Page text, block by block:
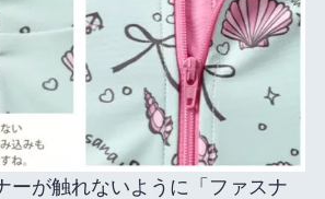
ーが触れないように「ファスナ